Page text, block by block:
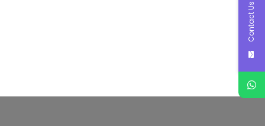
Contact Us